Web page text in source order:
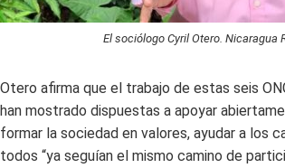
El sociólogo Cyril Otero. Nicaragua
Otero afirma que el trabajo de estas seis
han mostrado dispuestas a apoyar
formar la sociedad en valores, ayudar a los
todos “ya seguían el mismo camino de